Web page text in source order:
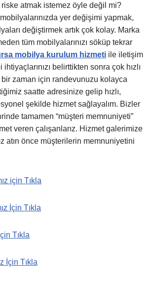
riske atmak istemez öyle değil mi?
yer değişimi yapmak,
değiştirmek artık çok kolay. Marka
tüm mobilyalarınızı söküp tekrar
mobilya kurulum hizmeti ile iletişim
belirttikten sonra çok hızlı
zaman için randevunuzu kolayca
saatte adresinize gelip hızlı,
şekilde hizmet sağlayalım. Bizler
tamamen “müşteri memnuniyeti”
veren çalışanlarız. Hizmet galerimize
atın önce müşterilerin memnuniyetini
için Tıkla
İçin Tıkla
Tıkla
İçin Tıkla